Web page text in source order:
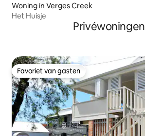
Woning in Verges Creek
Het Huisje
Privéwoningen
Favoriet van gasten
Favoriet van gasten